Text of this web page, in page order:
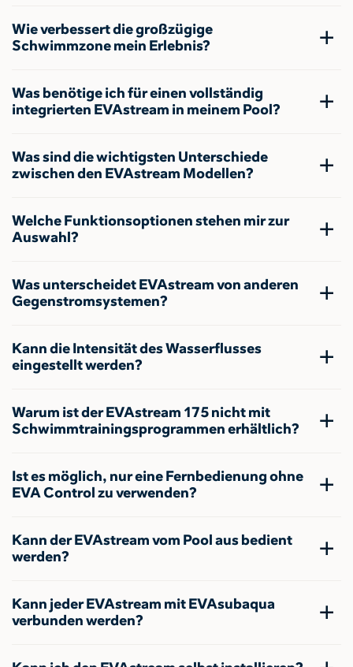
Wie verbessert die großzügige
Schwimmzone mein Erlebnis?
Was benötige ich für einen vollständig
integrierten EVAstream in meinem Pool?
Was sind die wichtigsten Unterschiede
zwischen den EVAstream Modellen?
Welche Funktionsoptionen stehen mir zur
Auswahl?
Was unterscheidet EVAstream von anderen
Gegenstromsystemen?
Kann die Intensität des Wasserflusses
eingestellt werden?
Warum ist der EVAstream 175 nicht mit
Schwimmtrainingsprogrammen erhältlich?
Ist es möglich, nur eine Fernbedienung ohne
EVA Control zu verwenden?
Kann der EVAstream vom Pool aus bedient
werden?
Kann jeder EVAstream mit EVAsubaqua
verbunden werden?